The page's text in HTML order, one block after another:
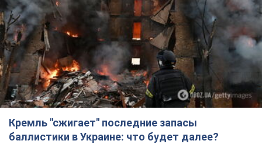
Кремль "сжигает" последние запасы
баллистики в Украине: что будет далее?